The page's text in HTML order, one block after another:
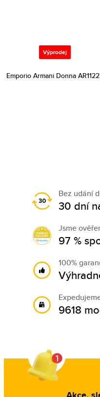
Výprodej
Emporio Armani Donna
Bez udání
30 dní
Jsme
97 %
100%
9618